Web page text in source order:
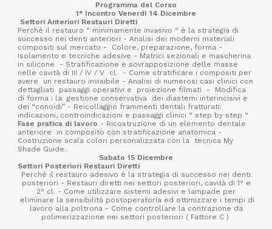
Programma del Corso
1° Incontro Venerdì 14 Dicembre
Settori Anteriori Restauri Diretti
Perché il restauro “ minimamente invasivo “ è la strategia di
successo nei denti anteriori - Analisi dei moderni materiali
compositi sul mercato -
Colore, preparazione, forma -
Isolamento e tecniche adesive - Matrici sezionali e mascherina
in silicone
- Stratificazione e sovrapposizione delle masse
nelle cavità di III / IV / V
cl.
- Come stratificare i compositi per
avere
un restauro invisibile - Analisi di numerosi casi clinici con
dettagliati
passaggi operativi e proiezione filmati -
Modifica
di forma : la gestione conservativa
dei diastemi interincisivi e
dei “conoidi” - Reicollaggio frammenti dentali fratturati:
indicazioni, controindicazioni e passaggi clinici “ step by step “
Fase pratica di lavoro - Ricostruzione di un elemento dentale
anteriore
in composito con stratificazione anatomica -
Costruzione scala colori personalizzata con la
tecnica My
Shade Guide.
Sabato 15 Dicembre
Settori Posteriori Restauri Diretti
Perché il restauro adesivo è la strategia di successo nei denti
posteriori - Restauri diretti nei settori posteriori, cavità di 1° e
2° cl. - Come utilizzare sistemi adesivi e lampade per
eliminare la sensibilità postoperatoria ed ottimizzare i tempi di
lavoro alla poltrona - Come controllare la contrazione da
polimerizzazione nei settori posteriori ( Fattore C )